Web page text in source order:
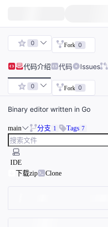
0 Fork 0
代码介绍 代码 Issues
0 Fork 0
Binary editor written in Go
main 分支 1 Tags 7
IDE
下载zip
Clone